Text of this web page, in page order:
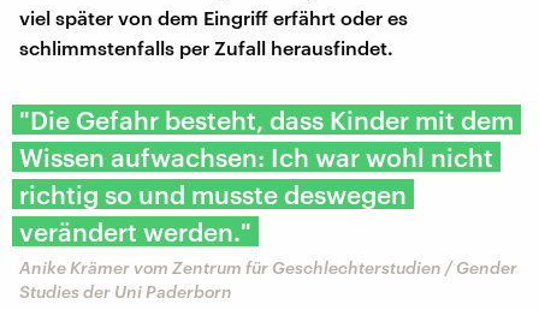
viel später von dem Eingriff erfährt oder es
schlimmstenfalls per Zufall herausfindet.
"Die Gefahr besteht, dass Kinder mit dem
Wissen aufwachsen: Ich war wohl nicht
richtig so und musste deswegen
verändert werden."
Anike Krämer vom Zentrum für Geschlechterstudien / Gender
Studies der Uni Paderborn